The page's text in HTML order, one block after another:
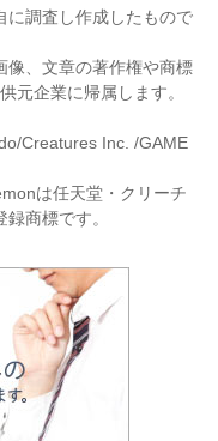
に調査し作成したもので
像、文章の著作権や商標
元企業に帰属します。
Creatures Inc. /GAME
は任天堂・クリーチ
商標です。